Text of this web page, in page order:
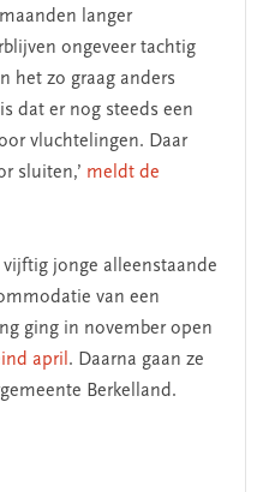
langer
ongeveer tachtig
het zo graag anders
dat er nog steeds een
vluchtelingen. Daar
sluiten,’ meldt de
jonge alleenstaande
van een
ging in november open
april . Daarna gaan ze
Berkelland.